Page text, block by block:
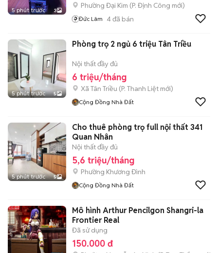
5 phút trước 3
Phường Đại Kim (P. Định Công mới)
Đức Lâm 4đã bán
5 phút trước 5
Phòng trọ 2 ngủ 6 triệu Tân Triều
Nội thất đầy đủ
6 triệu/tháng
Xã Tân Triều (P. Thanh Liệt mới)
Cộng Đồng Nhà Đất
5 phút trước 5
Cho thuê phòng trọ full nội thất 341
Quan Nhân
Nội thất đầy đủ
5,6 triệu/tháng
Phường Khương Đình
Cộng Đồng Nhà Đất
Mô hình Arthur Pencilgon Shangri-la
Frontier Real
Đã sử dụng
150.000 đ